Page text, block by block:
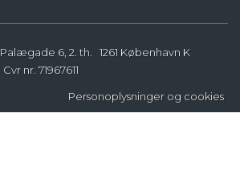
Palægade 6, 2. th. 1261 København K
Cvr nr. 71967611
Personoplysninger og cookies